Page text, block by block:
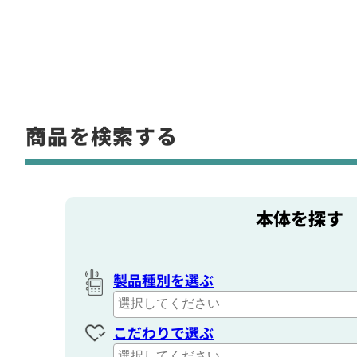
商品を検索する
本体を探す
製品種別を選ぶ
こだわりで選ぶ